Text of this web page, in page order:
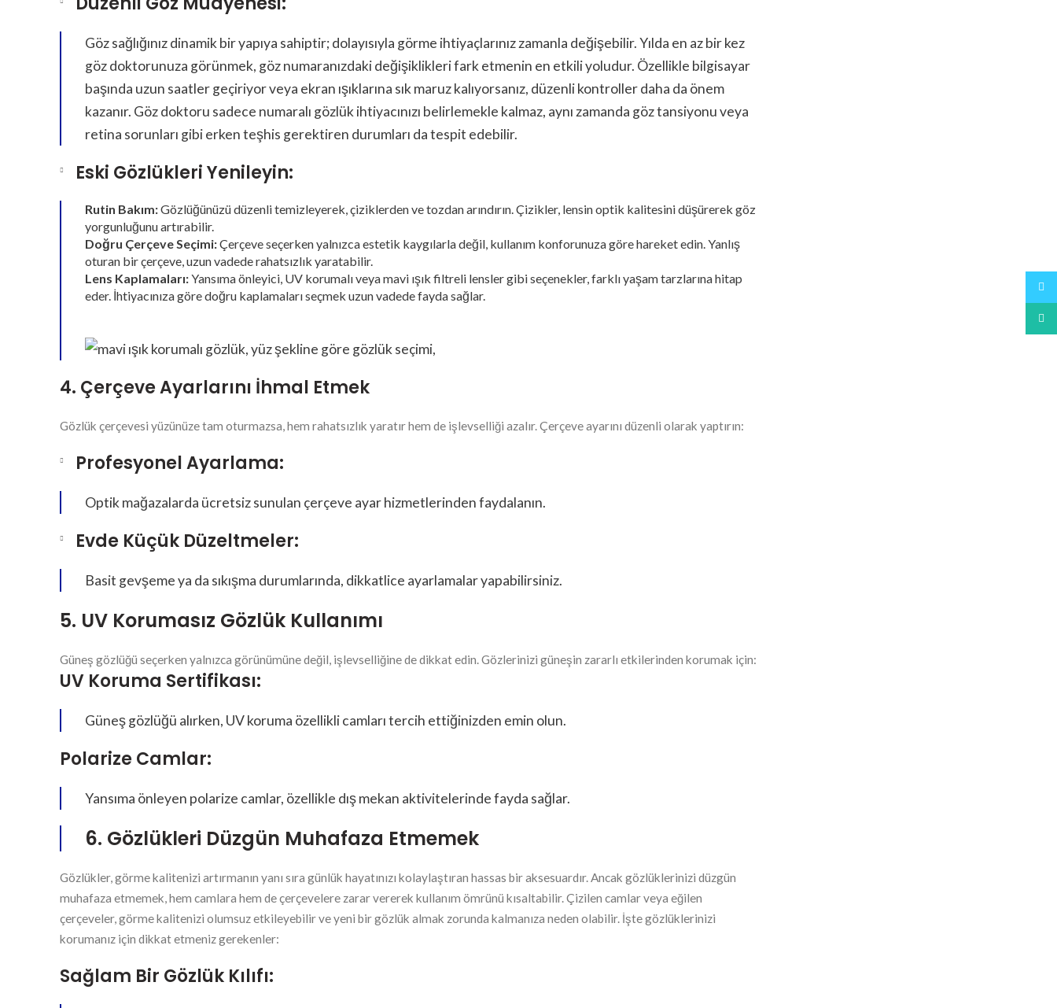
Göz sağlığınız dinamik bir yapıya sahiptir; dolayısıyla görme ihtiyaçlarınız zamanla değişebilir. Yılda en az bir kez
göz doktorunuza görünmek, göz numaranızdaki değişiklikleri fark etmenin en etkili yoludur. Özellikle bilgisayar
başında uzun saatler geçiriyor veya ekran ışıklarına sık maruz kalıyorsanız, düzenli kontroller daha da önem
kazanır. Göz doktoru sadece numaralı gözlük ihtiyacınızı belirlemekle kalmaz, aynı zamanda göz tansiyonu veya
retina sorunları gibi erken teşhis gerektiren durumları da tespit edebilir.
Eski Gözlükleri Yenileyin:
Rutin Bakım:Gözlüğünüzü düzenli temizleyerek, çiziklerden ve tozdan arındırın. Çizikler, lensin optik kalitesini düşürerek göz
yorgunluğunu artırabilir.
Doğru Çerçeve Seçimi:Çerçeve seçerken yalnızca estetik kaygılarla değil, kullanım konforunuza göre hareket edin. Yanlış
oturan bir çerçeve, uzun vadede rahatsızlık yaratabilir.
Lens Kaplamaları:Yansıma önleyici, UV korumalı veya mavi ışık filtreli lensler gibi seçenekler, farklı yaşam tarzlarına hitap
eder. İhtiyacınıza göre doğru kaplamaları seçmek uzun vadede fayda sağlar.
4. Çerçeve Ayarlarını İhmal Etmek
Gözlük çerçevesi yüzünüze tam oturmazsa, hem rahatsızlık yaratır hem de işlevselliği azalır. Çerçeve ayarını düzenli olarak yaptırın:
Profesyonel Ayarlama:
Optik mağazalarda ücretsiz sunulan çerçeve ayar hizmetlerinden faydalanın.
Evde Küçük Düzeltmeler:
Basit gevşeme ya da sıkışma durumlarında, dikkatlice ayarlamalar yapabilirsiniz.
5. UV Korumasız Gözlük Kullanımı
Güneş gözlüğü seçerken yalnızca görünümüne değil, işlevselliğine de dikkat edin. Gözlerinizi güneşin zararlı etkilerinden korumak için:
UV Koruma Sertifikası:
Güneş gözlüğü alırken, UV koruma özellikli camları tercih ettiğinizden emin olun.
Polarize Camlar:
Yansıma önleyen polarize camlar, özellikle dış mekan aktivitelerinde fayda sağlar.
6. Gözlükleri Düzgün Muhafaza Etmemek
Gözlükler, görme kalitenizi artırmanın yanı sıra günlük hayatınızı kolaylaştıran hassas bir aksesuardır. Ancak gözlüklerinizi düzgün
muhafaza etmemek, hem camlara hem de çerçevelere zarar vererek kullanım ömrünü kısaltabilir. Çizilen camlar veya eğilen
çerçeveler, görme kalitenizi olumsuz etkileyebilir ve yeni bir gözlük almak zorunda kalmanıza neden olabilir. İşte gözlüklerinizi
korumanız için dikkat etmeniz gerekenler:
Sağlam Bir Gözlük Kılıfı: